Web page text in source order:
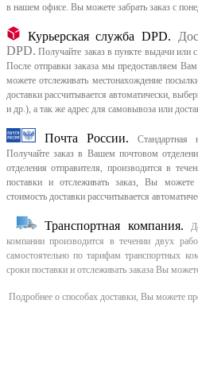
в нашем офисе. Вы можете забрать заказ с
Курьерская служба DPD.
DPD. Получайте заказ в пункте выдачи или
После отправки заказа мы предоставляем
можете отслеживать местонахождение
доставки рассчитывается автоматически,
и др.), а так же адрес для самовывоза или
Почта России.
Стандартная
Получайте заказ в Вашем почтовом
отделения отправителя, производится в
поставки и отслеживать заказ, Вы
стоимость доставки рассчитывается
Транспортная компания.
компании производится в течении двух
самостоятельно по тарифам транспортных
сроки поставки и отслеживать заказа Вы
Подробнее о способах доставки, Вы можете